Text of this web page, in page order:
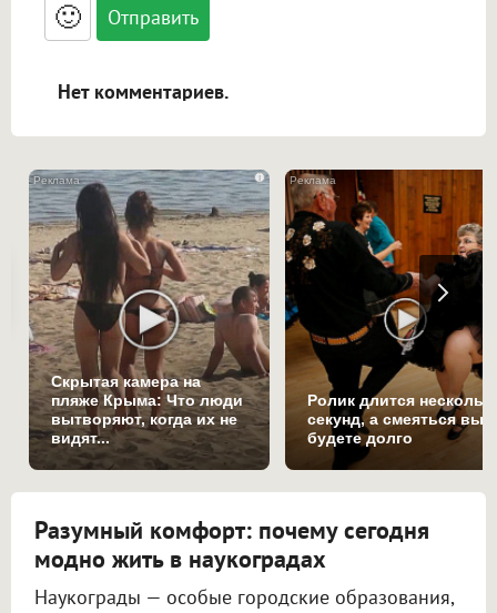
адреса URL автоматически становятся
ссылками, и [img]адрес[/img] будет
🙂
Нет комментариев.
i
Скрытая камера на
пляже Крыма: Что люди
вытворяют, когда их не
видят...
Ролик длится
секунд, а смеяться вы
будете долго
Разумный комфорт: почему сегодня
модно жить в наукоградах
Наукограды — особые городские образования,